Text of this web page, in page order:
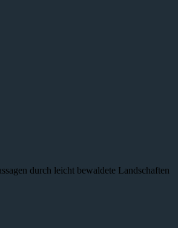
durch leicht bewaldete Landschaften